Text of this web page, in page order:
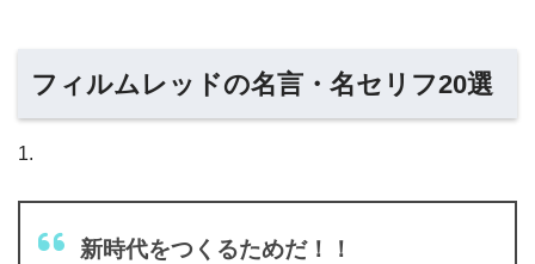
フィルムレッドの名言・名セリフ20選
1.
新時代をつくるためだ！！